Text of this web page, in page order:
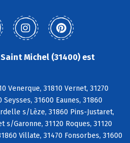
Michel (31400) est
Venerque, 31810 Vernet, 31270
31600 Eaunes, 31860
s/Lèze, 31860 Pins-Justaret,
s/Garonne, 31120 Roques, 31120
Villate, 31470 Fonsorbes, 31600